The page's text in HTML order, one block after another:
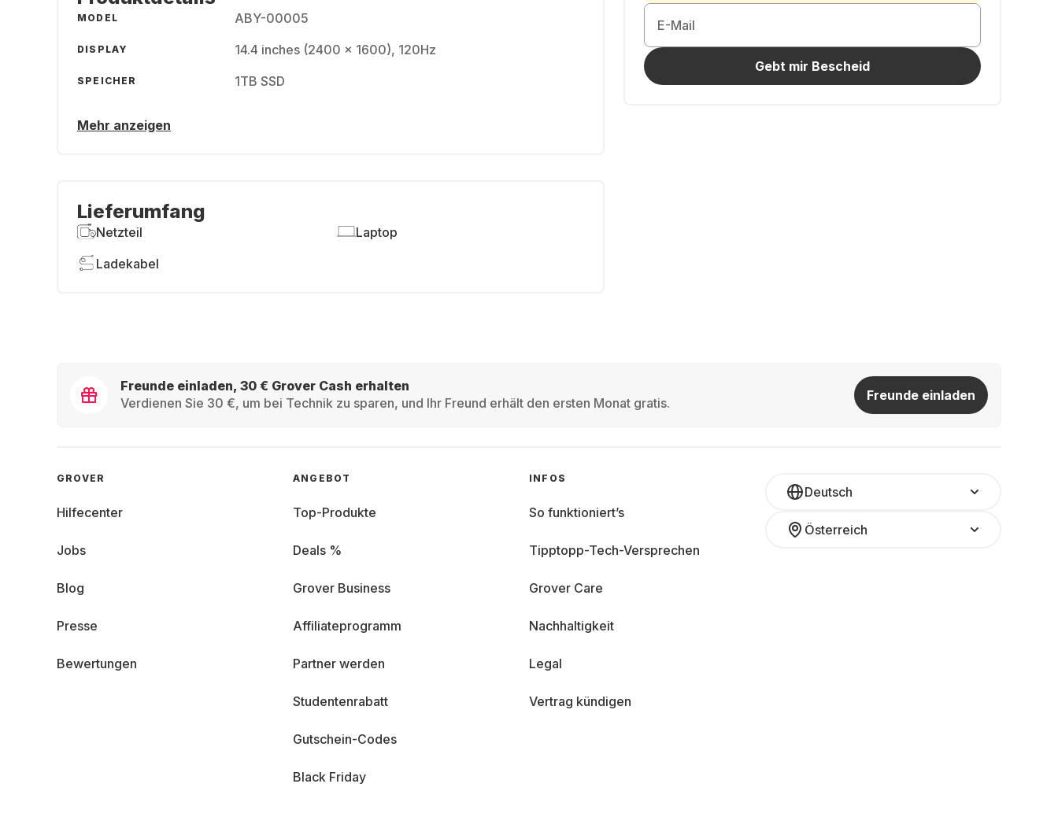
E-Mail
Gebt mir Bescheid
MODEL ABY-00005
DISPLAY 14.4 inches (2400 x 1600), 120Hz
SPEICHER 1TB SSD
Mehr anzeigen
Lieferumfang
Netzteil
Laptop
Ladekabel
Freunde einladen, 30 € Grover Cash erhalten
Verdienen Sie 30 €, um bei Technik zu sparen, und Ihr Freund erhält den ersten Monat gratis.
Freunde einladen
Deutsch
Österreich
GROVER
Hilfecenter
Jobs
Blog
Presse
Bewertungen
ANGEBOT
Top-Produkte
Deals %
Grover Business
Affiliateprogramm
Partner werden
Studentenrabatt
Gutschein-Codes
Black Friday
INFOS
So funktioniert’s
Tipptopp-Tech-Versprechen
Grover Care
Nachhaltigkeit
Legal
Vertrag kündigen